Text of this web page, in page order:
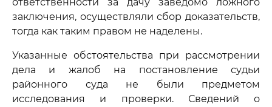
заключения, осуществляли сбор доказательств,
тогда как таким правом не наделены.
Указанные обстоятельства при рассмотрении
дела и жалоб на постановление судьи
районного суда не были предметом
исследования и проверки. Сведений о